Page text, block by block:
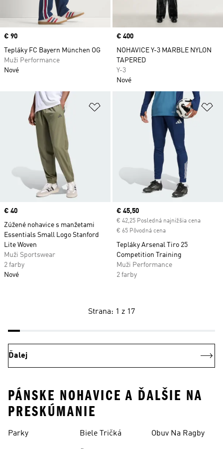
Price
€ 90
Tepláky FC Bayern München OG
Muži Performance
Nové
Price
€ 400
NOHAVICE Y-3 MARBLE NYLON
TAPERED
Y-3
Nové
Pridať do zoznamu želaných
Price
€ 40
Zúžené nohavice s manžetami
Essentials Small Logo Stanford
Lite Woven
Muži Sportswear
2 farby
Nové
Current price
€ 45,50
€ 42,25 Posledná najnižšia cena
€ 65 Pôvodná cena
Tepláky Arsenal Tiro 25
Competition Training
Muži Performance
2 farby
Strana: 1 z 17
Ďalej
PÁNSKE NOHAVICE A ĎALŠIE NA
PRESKÚMANIE
Parky Biele Tričká Obuv Na Ragby